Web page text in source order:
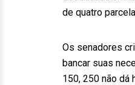
de quatro
Os senadores
bancar suas
150, 250 não dá